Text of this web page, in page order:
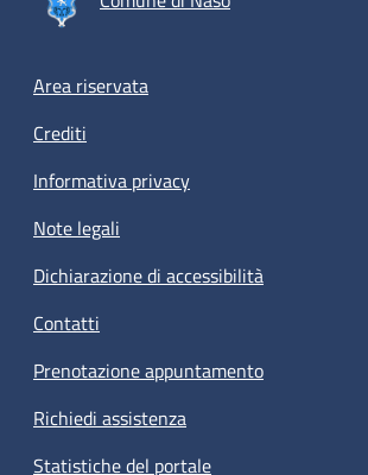
Footer menu
Area riservata
Crediti
Informativa privacy
Note legali
Dichiarazione di accessibilità
Contatti
Prenotazione appuntamento
Richiedi assistenza
Statistiche del portale